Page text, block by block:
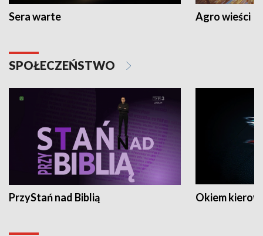
Sera warte Agro wieści
SPOŁECZEŃSTWO
PrzyStań nad Biblią Okiem